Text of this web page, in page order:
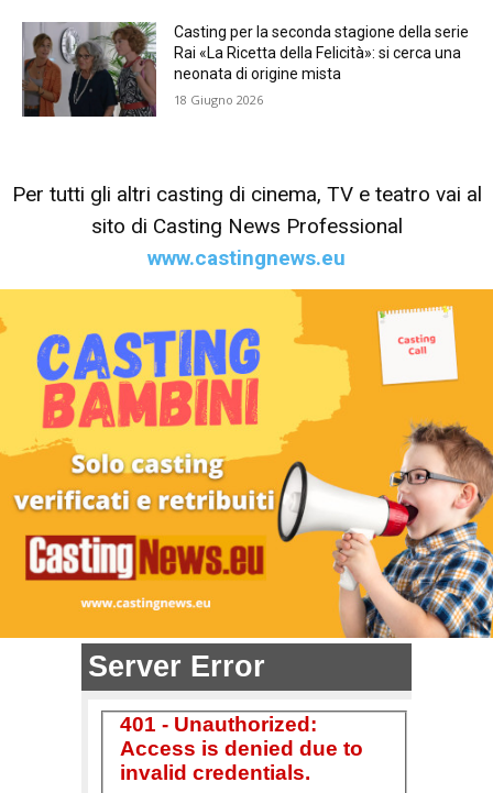
Casting per la seconda stagione della serie
Rai «La Ricetta della Felicità»: si cerca una
neonata di origine mista
18 Giugno 2026
Per tutti gli altri casting di cinema, TV e teatro vai al
sito di Casting News Professional
www.castingnews.eu